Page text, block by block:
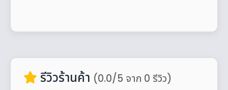
รีวิวร้านค้า (0.0/5 จาก 0 รีวิว)